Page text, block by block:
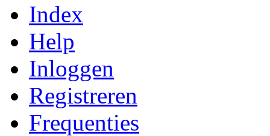
Index
Help
Inloggen
Registreren
Frequenties